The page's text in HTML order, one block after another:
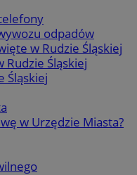
odpadów
w Rudzie Śląskiej
Rudzie Śląskiej
Śląskiej
w Urzędzie Miasta?